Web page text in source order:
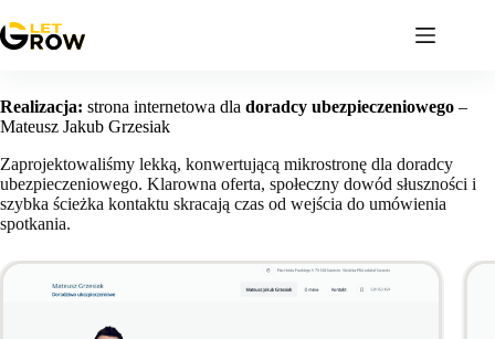
do
treści
Realizacja: strona internetowa dla doradcy ubezpieczeniowego –
Mateusz Jakub Grzesiak
Zaprojektowaliśmy lekką, konwertującą mikrostronę dla doradcy
ubezpieczeniowego. Klarowna oferta, społeczny dowód słuszności i
szybka ścieżka kontaktu skracają czas od wejścia do umówienia
spotkania.